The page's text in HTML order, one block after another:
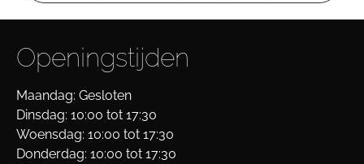
Openingstijden
Maandag: Gesloten
Dinsdag: 10:00 tot 17:30
Woensdag: 10:00 tot 17:30
Donderdag: 10:00 tot 17:30